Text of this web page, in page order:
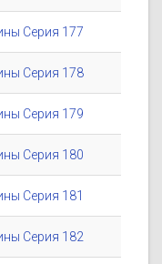
Серия 177
Серия 178
Серия 179
Серия 180
Серия 181
Серия 182